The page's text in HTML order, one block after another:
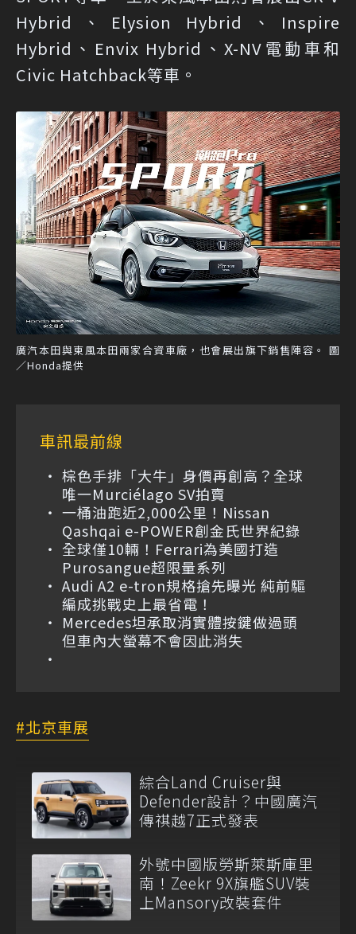
Hybrid、Elysion Hybrid、Inspire
Hybrid、Envix Hybrid、X-NV電動車和
Civic Hatchback等車。
廣汽本田與東風本田兩家合資車廠，也會展出旗下銷售陣容。 圖
／Honda提供
車訊最前線
棕色手排「大牛」身價再創高？全球
唯一Murciélago SV拍賣
一桶油跑近2,000公里！Nissan
Qashqai e-POWER創金氏世界紀錄
全球僅10輛！Ferrari為美國打造
Purosangue超限量系列
Audi A2 e-tron規格搶先曝光 純前驅
編成挑戰史上最省電！
Mercedes坦承取消實體按鍵做過頭
但車內大螢幕不會因此消失
北京車展
綜合Land Cruiser與
Defender設計？中國廣汽
傳祺越7正式發表
外號中國版勞斯萊斯庫里
南！Zeekr 9X旗艦SUV裝
上Mansory改裝套件